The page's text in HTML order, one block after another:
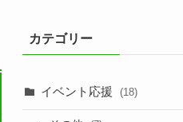
カテゴリー
イベント応援 (18)